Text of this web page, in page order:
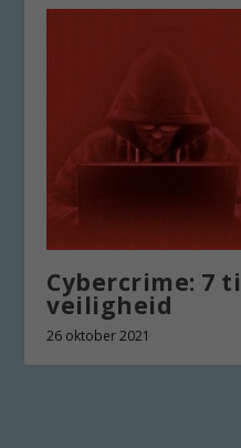
Cybercrime: 7
veiligheid
26 oktober 2021